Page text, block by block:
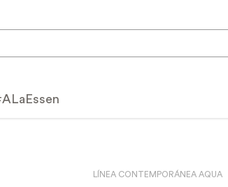
LÍNEA CONTEMPORÁNEA AQUA